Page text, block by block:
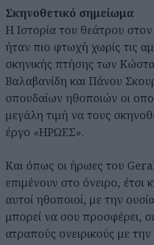
Σκηνοθετικό σημείωμα
Η Ιστορία του θεάτρου
ήταν πιο φτωχή χωρίς τις
σκηνικής πτήσης των
Βαλαβανίδη και Πάνου
σπουδαίων ηθοποιών οι
μεγάλη τιμή να τους
έργο «ΗΡΩΕΣ».
Και όπως οι ήρωες του
επιμένουν στο όνειρο, έτσι
αυτοί ηθοποιοί, με την
μπορεί να σου προσφέρει,
ατραπούς ονειρικούς με